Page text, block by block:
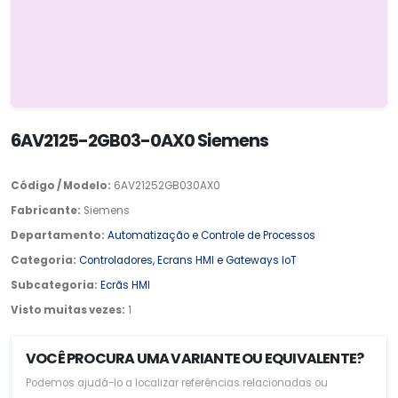
6AV2125-2GB03-0AX0 Siemens
Código / Modelo: 6AV21252GB030AX0
Fabricante: Siemens
Departamento: Automatização e Controle de Processos
Categoria: Controladores, Ecrans HMI e Gateways IoT
Subcategoria: Ecrãs HMI
Visto muitas vezes: 1
VOCÊ PROCURA UMA VARIANTE OU EQUIVALENTE?
Podemos ajudá-lo a localizar referências relacionadas ou